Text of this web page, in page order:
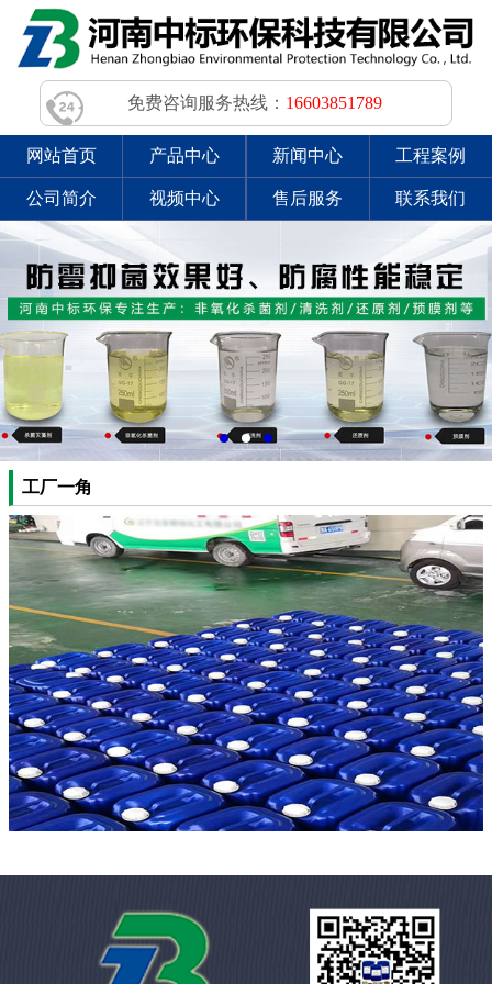
免费咨询服务热线： 16603851789
网站首页 产品中心 新闻中心 工程案例
公司简介 视频中心 售后服务 联系我们
工厂一角